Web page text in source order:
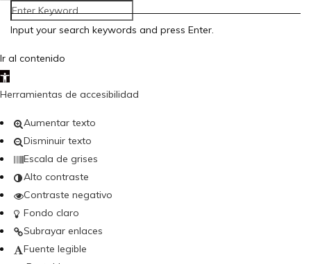
Input your search keywords and press Enter.
Ir al contenido
Abrir barra de herramientas
Herramientas de accesibilidad
Aumentar texto
Disminuir texto
Escala de grises
Alto contraste
Contraste negativo
Fondo claro
Subrayar enlaces
Fuente legible